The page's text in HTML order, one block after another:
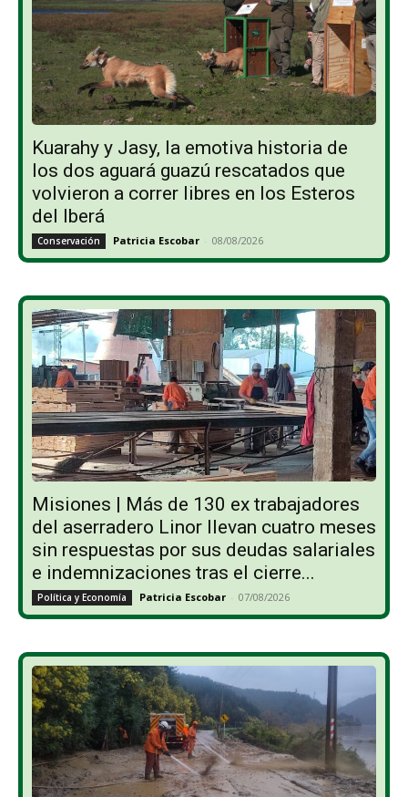
Kuarahy y Jasy, la emotiva historia de
los dos aguará guazú rescatados que
volvieron a correr libres en los Esteros
del Iberá
Conservación Patricia Escobar - 08/08/2026
Misiones | Más de 130 ex trabajadores
del aserradero Linor llevan cuatro meses
sin respuestas por sus deudas salariales
e indemnizaciones tras el cierre...
Política y Economía Patricia Escobar - 07/08/2026